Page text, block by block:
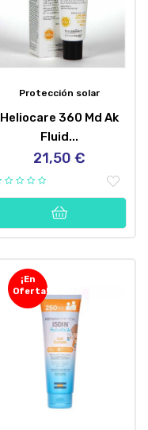
Protección solar
Heliocare 360 Md Ak
Fluid...
Precio
21,50 €
¡En
Oferta!